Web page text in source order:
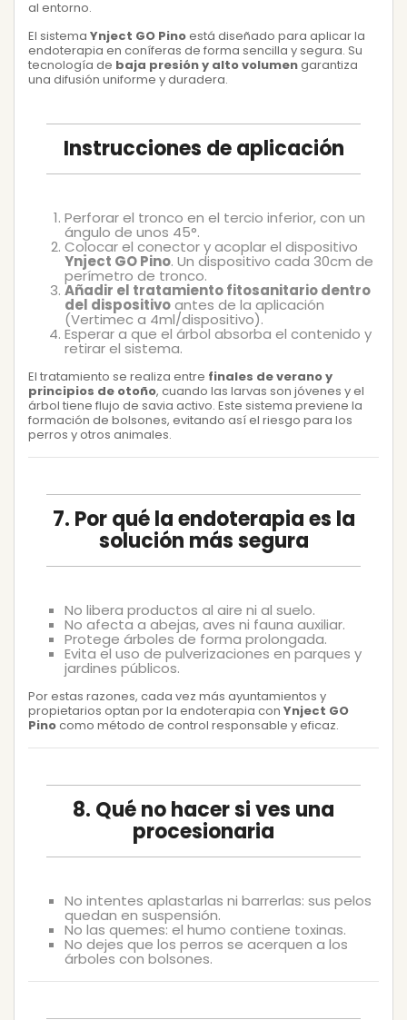
al entorno.
El sistema Ynject GO Pinoestá diseñado para aplicar la
endoterapia en coníferas de forma sencilla y segura. Su
tecnología de baja presión y alto volumengarantiza
una difusión uniforme y duradera.
Instrucciones de aplicación
Perforar el tronco en el tercio inferior, con un
ángulo de unos 45°.
Colocar el conector y acoplar el dispositivo
Ynject GO Pino. Un dispositivo cada 30cm de
perímetro de tronco.
Añadir el tratamiento fitosanitario dentro
del dispositivoantes de la aplicación
(Vertimec a 4ml/dispositivo).
Esperar a que el árbol absorba el contenido y
retirar el sistema.
El tratamiento se realiza entre finales de verano y
principios de otoño, cuando las larvas son jóvenes y el
árbol tiene flujo de savia activo. Este sistema previene la
formación de bolsones, evitando así el riesgo para los
perros y otros animales.
7. Por qué la endoterapia es la
solución más segura
No libera productos al aire ni al suelo.
No afecta a abejas, aves ni fauna auxiliar.
Protege árboles de forma prolongada.
Evita el uso de pulverizaciones en parques y
jardines públicos.
Por estas razones, cada vez más ayuntamientos y
propietarios optan por la endoterapia con Ynject GO
Pinocomo método de control responsable y eficaz.
8. Qué no hacer si ves una
procesionaria
No intentes aplastarlas ni barrerlas: sus pelos
quedan en suspensión.
No las quemes: el humo contiene toxinas.
No dejes que los perros se acerquen a los
árboles con bolsones.